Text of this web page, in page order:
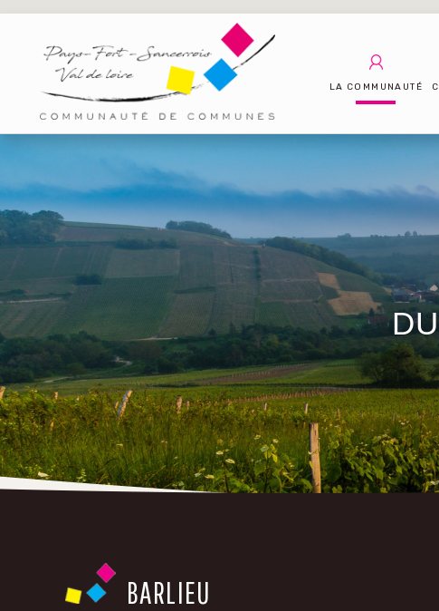
LA COMMUNAUTÉ
BARLIEU